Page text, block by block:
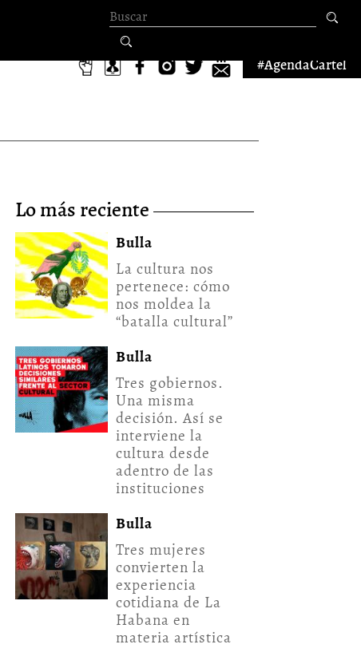
Formulario de
búsqueda
#AgendaCartel
lo más reciente
Bulla
La cultura nos
pertenece: cómo
nos moldea la
“batalla cultural”
Bulla
Tres gobiernos.
Una misma
decisión. Así se
interviene la
cultura desde
adentro de las
instituciones
Bulla
Tres mujeres
convierten la
experiencia
cotidiana de La
Habana en
materia artística